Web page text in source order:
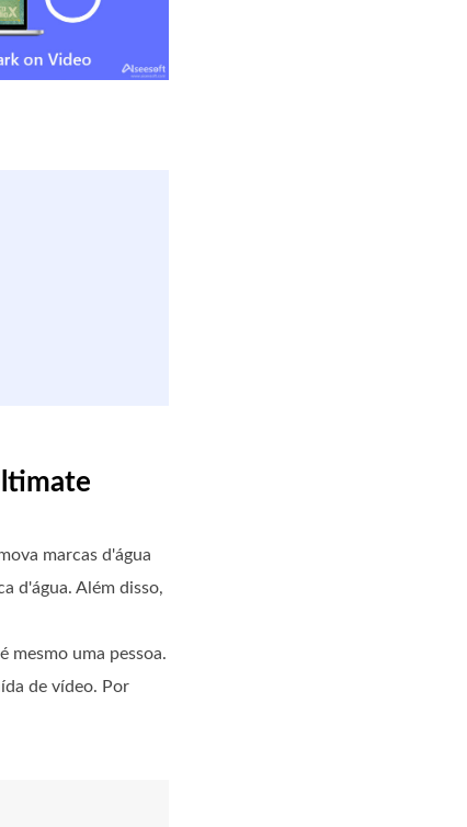
marcas d'água
d'água. Além disso,
mesmo uma pessoa.
de vídeo. Por